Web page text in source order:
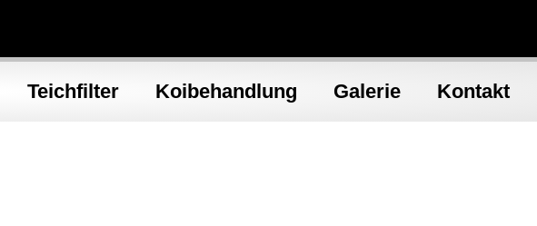
Teichfilter Koibehandlung Galerie Kontakt